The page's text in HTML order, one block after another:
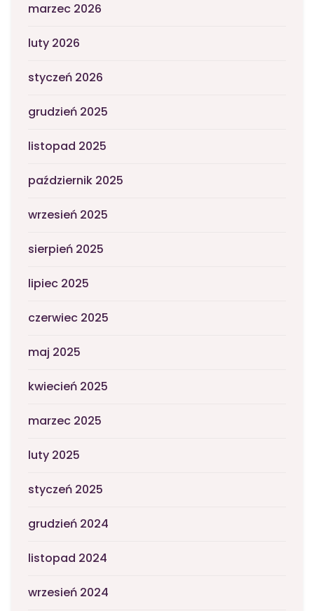
marzec 2026
luty 2026
styczeń 2026
grudzień 2025
listopad 2025
październik 2025
wrzesień 2025
sierpień 2025
lipiec 2025
czerwiec 2025
maj 2025
kwiecień 2025
marzec 2025
luty 2025
styczeń 2025
grudzień 2024
listopad 2024
wrzesień 2024